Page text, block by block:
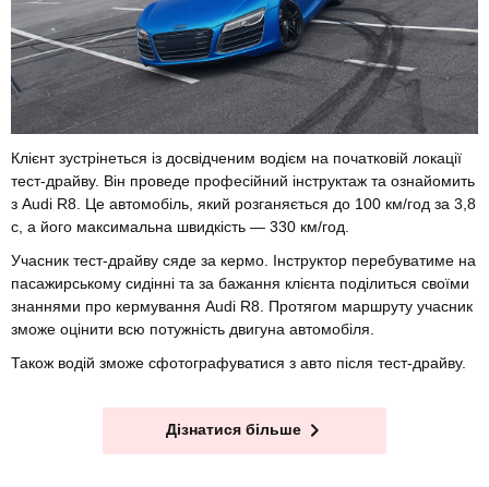
Клієнт зустрінеться із досвідченим водієм на початковій локації
тест-драйву. Він проведе професійний інструктаж та ознайомить
з Audi R8. Це автомобіль, який розганяється до 100 км/год за 3,8
с, а його максимальна швидкість — 330 км/год.
Учасник тест-драйву сяде за кермо. Інструктор перебуватиме на
пасажирському сидінні та за бажання клієнта поділиться своїми
знаннями про кермування Audi R8. Протягом маршруту учасник
зможе оцінити всю потужність двигуна автомобіля.
Також водій зможе сфотографуватися з авто після тест-драйву.
Дізнатися більше